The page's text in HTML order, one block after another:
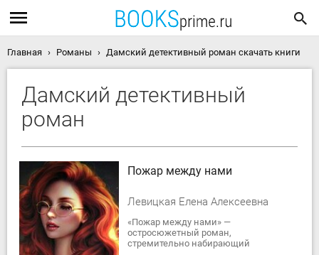
Главная Романы Дамский детективный роман скачать книги
Дамский детективный
роман
Пожар между нами
Левицкая Елена Алексеевна
«Пожар между нами» —
остросюжетный роман,
стремительно набирающий